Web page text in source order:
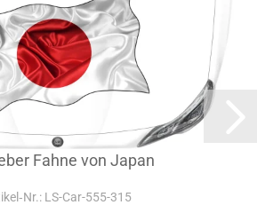
Fahne von Japan
LS-Car-555-315